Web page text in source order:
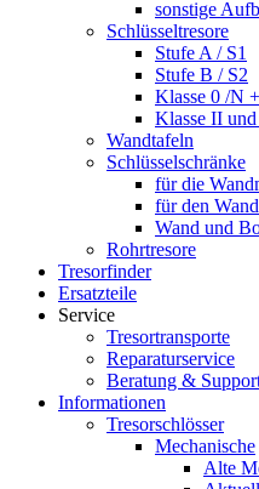
sonstige
Schlüsseltresore
Stufe A / S1
Stufe B / S2
Klasse 0 /N
Klasse II
Wandtafeln
Schlüsselschränke
für die
für den
Wand und
Rohrtresore
Tresorfinder
Ersatzteile
Service
Tresortransporte
Reparaturservice
Beratung &
Informationen
Tresorschlösser
Mechanische
Alte